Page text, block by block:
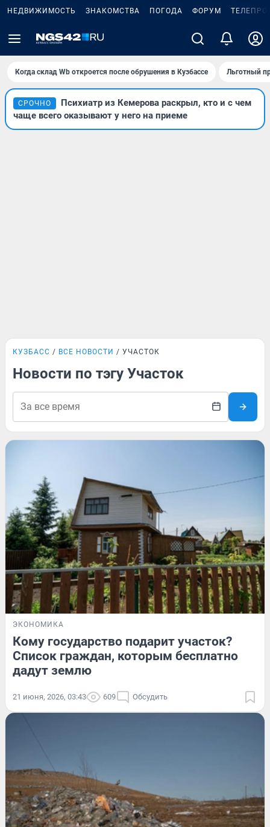
НЕДВИЖИМОСТЬ ЗНАКОМСТВА ПОГОДА ФОРУМ
Когда склад Wb откроется после обрушения в Кузбассе Льготный
СРОЧНО
Психиатр из Кемерова раскрыл, кто и с чем
чаще всего оказывают у него на приеме
КУЗБАСС ВСЕ НОВОСТИ УЧАСТОК
Новости по тэгу Участок
ЭКОНОМИКА
Кому государство подарит участок?
Список граждан, которым бесплатно
дадут землю
21 июня, 2026, 03:43 609 Обсудить